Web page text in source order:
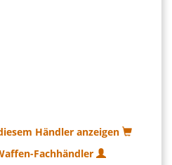
Händler anzeigen
Fachhändler